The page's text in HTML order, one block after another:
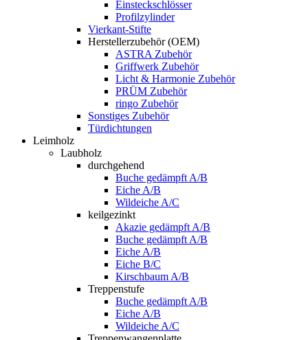
Einsteckschlösser
Profilzylinder
Vierkant-Stifte
Herstellerzubehör (OEM)
ASTRA Zubehör
Griffwerk Zubehör
Licht & Harmonie Zubehör
PRÜM Zubehör
ringo Zubehör
Sonstiges Zubehör
Türdichtungen
Leimholz
Laubholz
durchgehend
Buche gedämpft A/B
Eiche A/B
Wildeiche A/C
keilgezinkt
Akazie gedämpft A/B
Buche gedämpft A/B
Eiche A/B
Eiche B/C
Kirschbaum A/B
Treppenstufe
Buche gedämpft A/B
Eiche A/B
Wildeiche A/C